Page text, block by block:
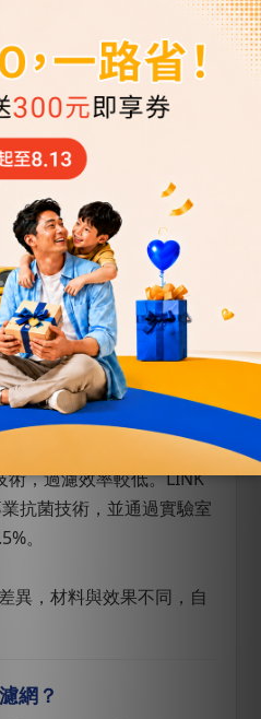
棄式？
議定期更換以維持最佳效
風量。
宜的濾網？
，過濾效率較低。LINK
抗菌技術，並通過實驗室
。
異，材料與效果不同，自
網？